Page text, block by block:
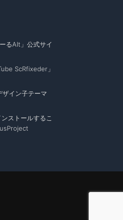
るAlt」公式サイ
ScRfixeder」
ザイン子テーマ
ストールするこ